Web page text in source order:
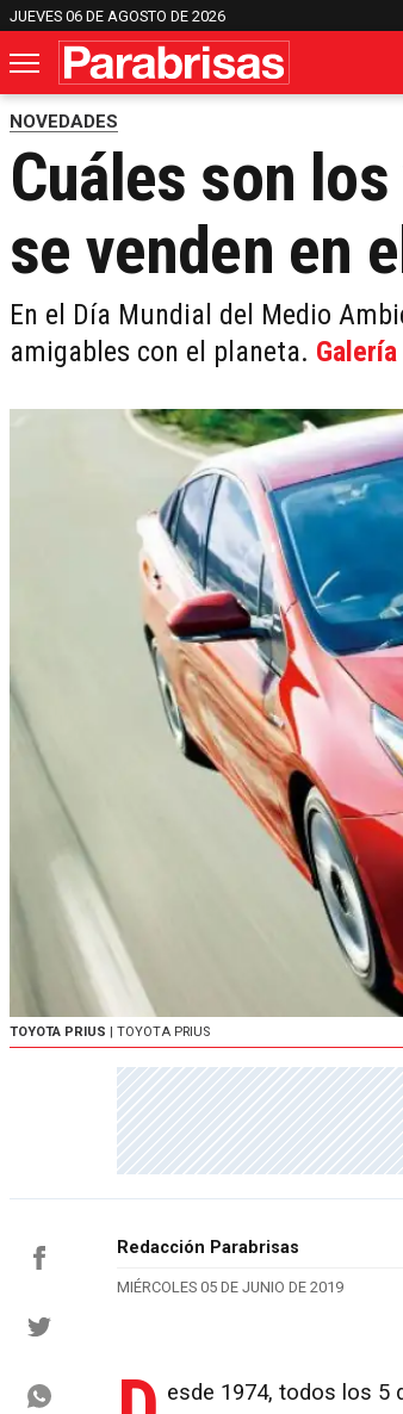
JUEVES 06 DE AGOSTO DE 2026
NOVEDADES
Cuáles son
se venden en
En el Día Mundial del Medio
amigables con el planeta.
TOYOTA PRIUS | TOYOTA PRIUS
Redacción Parabrisas
MIÉRCOLES 05 DE JUNIO DE 2019
esde 1974, todos los 5